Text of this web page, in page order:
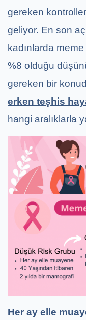
gereken
geliyor. En son
kadınlarda
%8 olduğu
gereken bir
erken teşhis
hangi aralıklarla
Her ay elle